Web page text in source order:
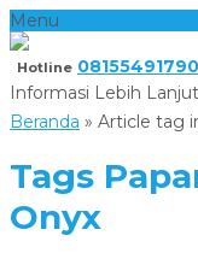
Menu
Hotline
Informasi Lebih
Beranda » Article tag
Tags
Onyx